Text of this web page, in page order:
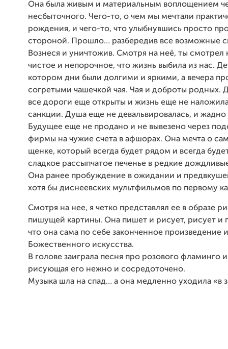
Она была живым и материальным воплощением
несбыточного. Чего-то, о чем мы мечтали
рождения, и чего-то, что улыбнувшись просто
стороной. Прошло… разбередив все возможные
Вознеся и уничтожив. Смотря на неё, ты смотрел
чистое и непорочное, что жизнь выбила из нас.
котором дни были долгими и яркими, а вечера
согретыми чашечкой чая. Чая и доброты родных.
все дороги еще открыты и жизнь еще не
санкции. Душа еще не девальвировалась, и жадно
Будущее еще не продано и не вывезено через
фирмы на чужие счета в афшорах. Она мечта о
щенке, который всегда будет рядом и всегда
сладкое рассыпчатое печенье в редкие
Она ранее пробуждение в ожидании и
хотя бы диснеевских мультфильмов по первому
Смотря на нее, я четко представлял ее в образе
пишущей картины. Она пишет и рисует, рисует и
что она сама по себе законченное произведение
Божественного искусства.
В голове заиграла песня про розового фламинго
рисующая его нежно и сосредоточено.
Музыка шла на спад… а она медленно уходила «в